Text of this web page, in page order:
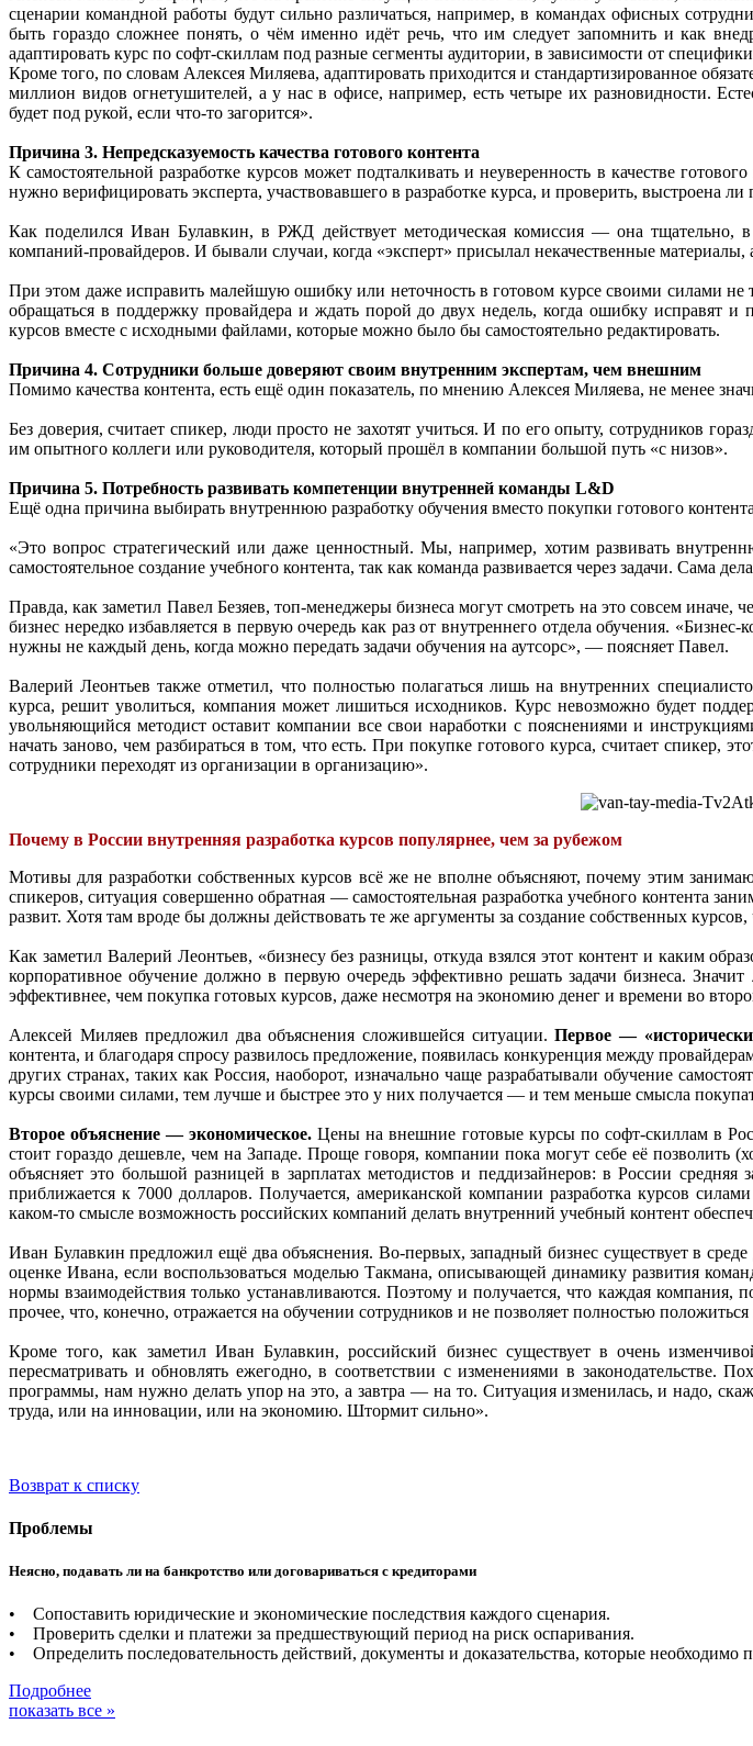
сценарии командной работы будут сильно различаться, например, в командах офисных
быть гораздо сложнее понять, о чём именно идёт речь, что им следует запомнить и как
адаптировать курс по софт-скиллам под разные сегменты аудитории, в зависимости от
Кроме того, по словам Алексея Миляева, адаптировать приходится и стандартизированное
миллион видов огнетушителей, а у нас в офисе, например, есть четыре их разновидности.
будет под рукой, если что-то загорится».
Причина 3. Непредсказуемость качества готового контента
К самостоятельной разработке курсов может подталкивать и неуверенность в качестве
нужно верифицировать эксперта, участвовавшего в разработке курса, и проверить, выстроена
Как поделился Иван Булавкин, в РЖД действует методическая комиссия — она тщательно,
компаний-провайдеров. И бывали случаи, когда «эксперт» присылал некачественные
При этом даже исправить малейшую ошибку или неточность в готовом курсе своими силами
обращаться в поддержку провайдера и ждать порой до двух недель, когда ошибку
курсов вместе с исходными файлами, которые можно было бы самостоятельно редактировать.
Причина 4. Сотрудники больше доверяют своим внутренним экспертам, чем внешним
Помимо качества контента, есть ещё один показатель, по мнению Алексея Миляева, не менее
Без доверия, считает спикер, люди просто не захотят учиться. И по его опыту, сотрудников
им опытного коллеги или руководителя, который прошёл в компании большой путь «с низов».
Причина 5. Потребность развивать компетенции внутренней команды L&D
Ещё одна причина выбирать внутреннюю разработку обучения вместо покупки готового
«Это вопрос стратегический или даже ценностный. Мы, например, хотим развивать
самостоятельное создание учебного контента, так как команда развивается через задачи.
Правда, как заметил Павел Безяев, топ-менеджеры бизнеса могут смотреть на это совсем
бизнес нередко избавляется в первую очередь как раз от внутреннего отдела обучения.
нужны не каждый день, когда можно передать задачи обучения на аутсорс», — поясняет Павел.
Валерий Леонтьев также отметил, что полностью полагаться лишь на внутренних
курса, решит уволиться, компания может лишиться исходников. Курс невозможно будет
увольняющийся методист оставит компании все свои наработки с пояснениями и
начать заново, чем разбираться в том, что есть. При покупке готового курса, считает
сотрудники переходят из организации в организацию».
Почему в России внутренняя разработка курсов популярнее, чем за рубежом
Мотивы для разработки собственных курсов всё же не вполне объясняют, почему этим
спикеров, ситуация совершенно обратная — самостоятельная разработка учебного контента
развит. Хотя там вроде бы должны действовать те же аргументы за создание собственных курсов,
Как заметил Валерий Леонтьев, «бизнесу без разницы, откуда взялся этот контент и каким
корпоративное обучение должно в первую очередь эффективно решать задачи бизнеса.
эффективнее, чем покупка готовых курсов, даже несмотря на экономию денег и времени во
Алексей Миляев предложил два объяснения сложившейся ситуации.Первое —
контента, и благодаря спросу развилось предложение, появилась конкуренция между
других странах, таких как Россия, наоборот, изначально чаще разрабатывали обучение
курсы своими силами, тем лучше и быстрее это у них получается — и тем меньше смысла
Второе объяснение — экономическое. Цены на внешние готовые курсы по софт-скиллам в
стоит гораздо дешевле, чем на Западе. Проще говоря, компании пока могут себе её
объясняет это большой разницей в зарплатах методистов и педдизайнеров: в России
приближается к 7000 долларов. Получается, американской компании разработка курсов
каком-то смысле возможность российских компаний делать внутренний учебный контент
Иван Булавкин предложил ещё два объяснения. Во-первых, западный бизнес существует в
оценке Ивана, если воспользоваться моделью Такмана, описывающей динамику развития
нормы взаимодействия только устанавливаются. Поэтому и получается, что каждая
прочее, что, конечно, отражается на обучении сотрудников и не позволяет полностью
Кроме того, как заметил Иван Булавкин, российский бизнес существует в очень
пересматривать и обновлять ежегодно, в соответствии с изменениями в законодательстве.
программы, нам нужно делать упор на это, а завтра — на то. Ситуация изменилась, и надо,
труда, или на инновации, или на экономию. Штормит сильно».
Возврат к списку
Проблемы
Неясно, подавать ли на банкротство или договариваться с кредиторами
• Сопоставить юридические и экономические последствия каждого сценария.
• Проверить сделки и платежи за предшествующий период на риск оспаривания.
• Определить последовательность действий, документы и доказательства, которые необходимо
Подробнее
показать все »